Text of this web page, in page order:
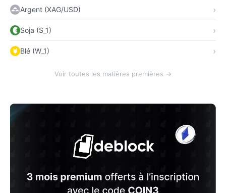
Argent (XAG/USD)
Soja (S_1)
Blé (W_1)
Voir toutes les matières premières →